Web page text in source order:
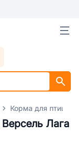
Корма для птиц
Лага